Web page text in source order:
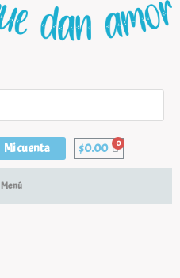
Mi cuenta $0.00
Menú